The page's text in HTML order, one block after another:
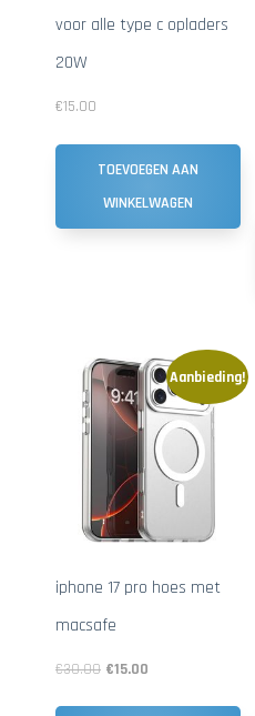
voor alle type c opladers
20W
€15.00
TOEVOEGEN AAN
WINKELWAGEN
Aanbieding!
iphone 17 pro hoes met
macsafe
€30.00 €15.00